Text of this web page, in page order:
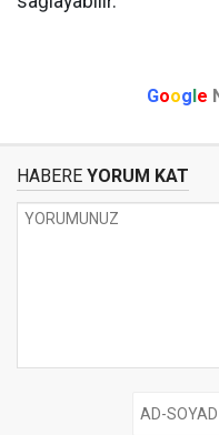
Goog e
HABERE YORUM KAT